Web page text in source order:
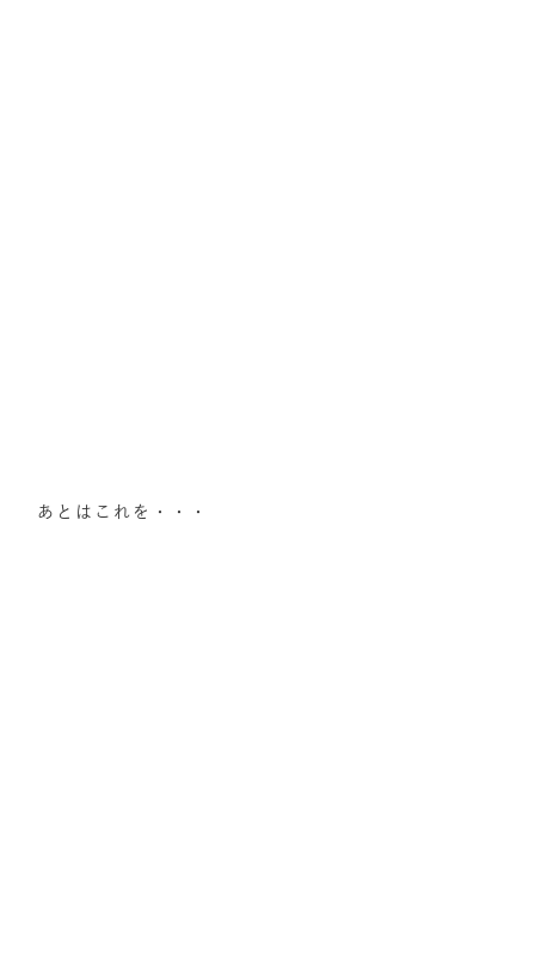
あとはこれを・・・